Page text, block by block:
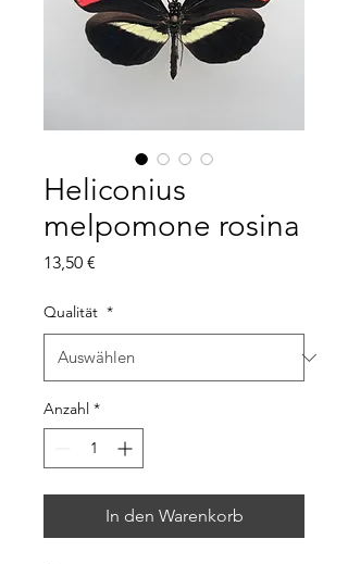
Heliconius
melpomone rosina
13,50 €
Qualität *
Anzahl *
In den Warenkorb